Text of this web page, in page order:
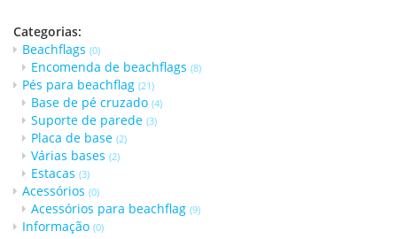
Categorias:
Beachflags (0)
Encomenda de beachflags (8)
Pés para beachflag (21)
Base de pé cruzado (4)
Suporte de parede (3)
Placa de base (2)
Várias bases (2)
Estacas (3)
Acessórios (0)
Acessórios para beachflag (9)
Informação (0)